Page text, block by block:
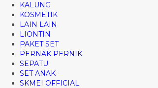
KALUNG
KOSMETIK
LAIN LAIN
LIONTIN
PAKET SET
PERNAK PERNIK
SEPATU
SET ANAK
SKMEI OFFICIAL